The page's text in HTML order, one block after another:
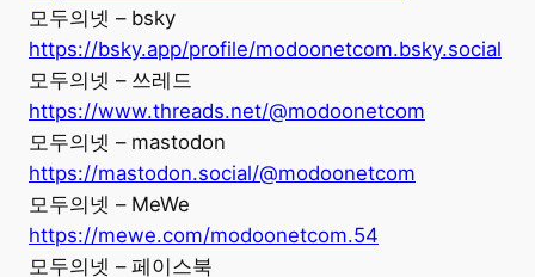
모두의넷 – bsky
https://bsky.app/profile/modoonetcom.bsky.social
모두의넷 – 쓰레드
https://www.threads.net/@modoonetcom
모두의넷 – mastodon
https://mastodon.social/@modoonetcom
모두의넷 – MeWe
https://mewe.com/modoonetcom.54
모두의넷 – 페이스북